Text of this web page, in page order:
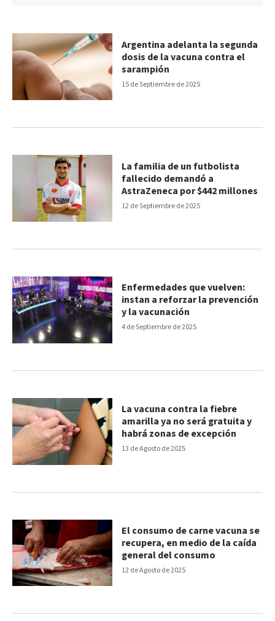
15 de Septiembre de 2025
Argentina adelanta la segunda
dosis de la vacuna contra el
sarampión
12 de Septiembre de 2025
La familia de un futbolista
fallecido demandó a
AstraZeneca por $442 millones
4 de Septiembre de 2025
Enfermedades que vuelven:
instan a reforzar la prevención
y la vacunación
13 de Agosto de 2025
La vacuna contra la fiebre
amarilla ya no será gratuita y
habrá zonas de excepción
12 de Agosto de 2025
El consumo de carne vacuna se
recupera, en medio de la caída
general del consumo